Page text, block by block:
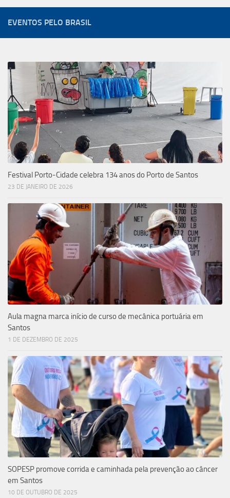
EVENTOS PELO BRASIL
Festival Porto-Cidade celebra 134 anos do Porto de Santos
23 DE JANEIRO DE 2026
Aula magna marca início de curso de mecânica portuária em
Santos
1 DE DEZEMBRO DE 2025
SOPESP promove corrida e caminhada pela prevenção ao câncer
em Santos
10 DE OUTUBRO DE 2025